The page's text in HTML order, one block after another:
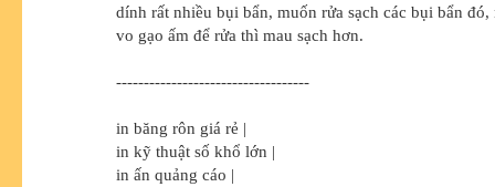
dính rất nhiều bụi bẩn, muốn rửa sạch các bụi bẩn đó,
vo gạo ấm để rửa thì mau sạch hơn.
-----------------------------------
in băng rôn giá rẻ |
in kỹ thuật số khổ lớn |
in ấn quảng cáo |